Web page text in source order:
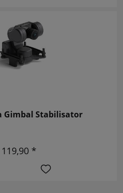
Gimbal Stabilisator
*